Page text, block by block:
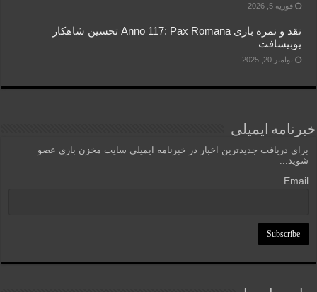
فوریه 5, 2026
نقد و نمره بازی Anno 117: Pax Romana تحسین شاهکار
یوبیسافت
نوامبر 20, 2025
خبرنامه ایمیلی
برای دریافت جدیدترین اخبار در خبرنامه ایمیلی سایت مخزن بازی عضو
شوید...
Email